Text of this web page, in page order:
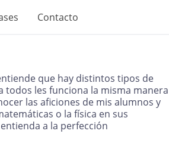
Contacto
que hay distintos tipos de
todos les funciona la misma manera
las aficiones de mis alumnos y
o la física en sus
a la perfección